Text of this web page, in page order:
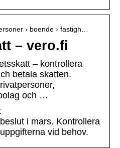
› boende › fastigh…
– vero.fi
– kontrollera
betala skatten.
och …
i mars. Kontrollera
vid behov.